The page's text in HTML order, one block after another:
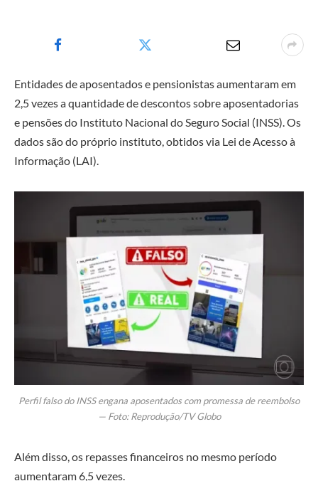
Entidades de aposentados e pensionistas aumentaram em
2,5 vezes a quantidade de descontos sobre aposentadorias
e pensões do Instituto Nacional do Seguro Social (INSS). Os
dados são do próprio instituto, obtidos via Lei de Acesso à
Informação (LAI).
Perfil falso do INSS engana aposentados com promessa de reembolso
— Foto: Reprodução/TV Globo
Além disso,os repasses financeiros no mesmo período
aumentaram 6,5 vezes.